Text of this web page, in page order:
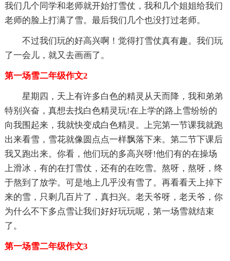
我们几个同学和老师就开始打雪仗，我和几个姐姐给我们
老师的脸上打满了雪。最后我们几个也没打过老师。
不过我们玩的好高兴啊！觉得打雪仗真有趣。我们玩
了一会儿，就又去画画了。
第一场雪二年级作文2
星期四，天上有许多白色的精灵从天而降，我和弟弟
特别兴奋，真想去找白色精灵玩!在上学的路上雪纷纷的
向我围起来，我就快变成白色精灵。上完第一节课我就跑
出来看雪，雪花就像圆点点一样飘落下来。第二节下课后
我又跑出来。你看，他们玩的多高兴呀!他们有的在操场
上滑冰，有的在打雪仗，还有的在吃雪。熬呀，熬呀，终
于熬到了放学。可是地上几乎没有雪了。再看看天上掉下
来的雪，只剩几百片了，真扫兴。老天爷呀，老天爷，你
为什么不下多点雪让我们好好玩玩呢，第一场雪就结束
了。
第一场雪二年级作文3